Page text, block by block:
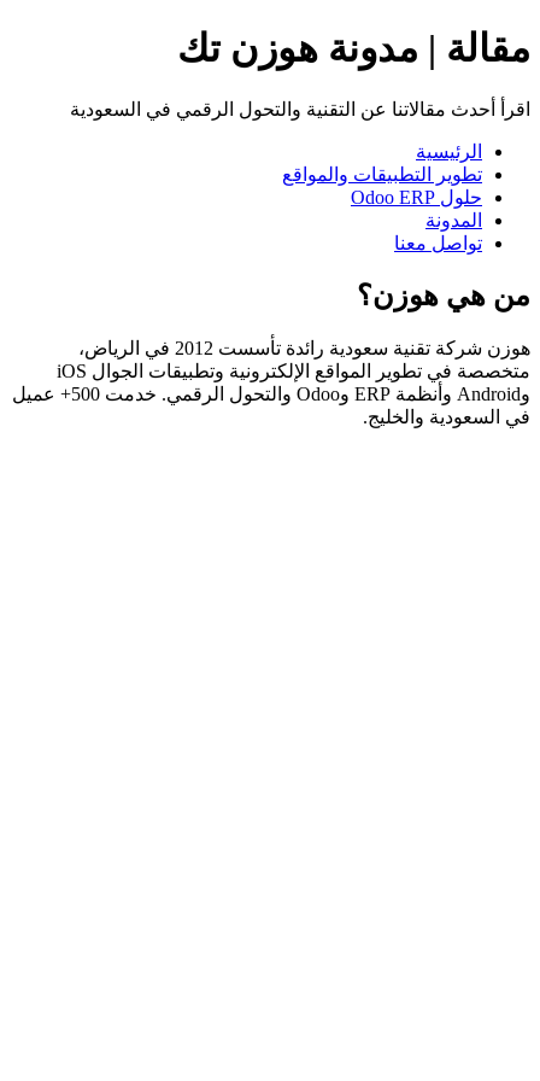
مقالة | مدونة هوزن تك
اقرأ أحدث مقالاتنا عن التقنية والتحول الرقمي في السعودية
الرئيسية
تطوير التطبيقات والمواقع
حلول Odoo ERP
المدونة
تواصل معنا
من هي هوزن؟
هوزن شركة تقنية سعودية رائدة تأسست 2012 في الرياض،
متخصصة في تطوير المواقع الإلكترونية وتطبيقات الجوال iOS
وAndroid وأنظمة ERP وOdoo والتحول الرقمي. خدمت 500+ عميل
في السعودية والخليج.